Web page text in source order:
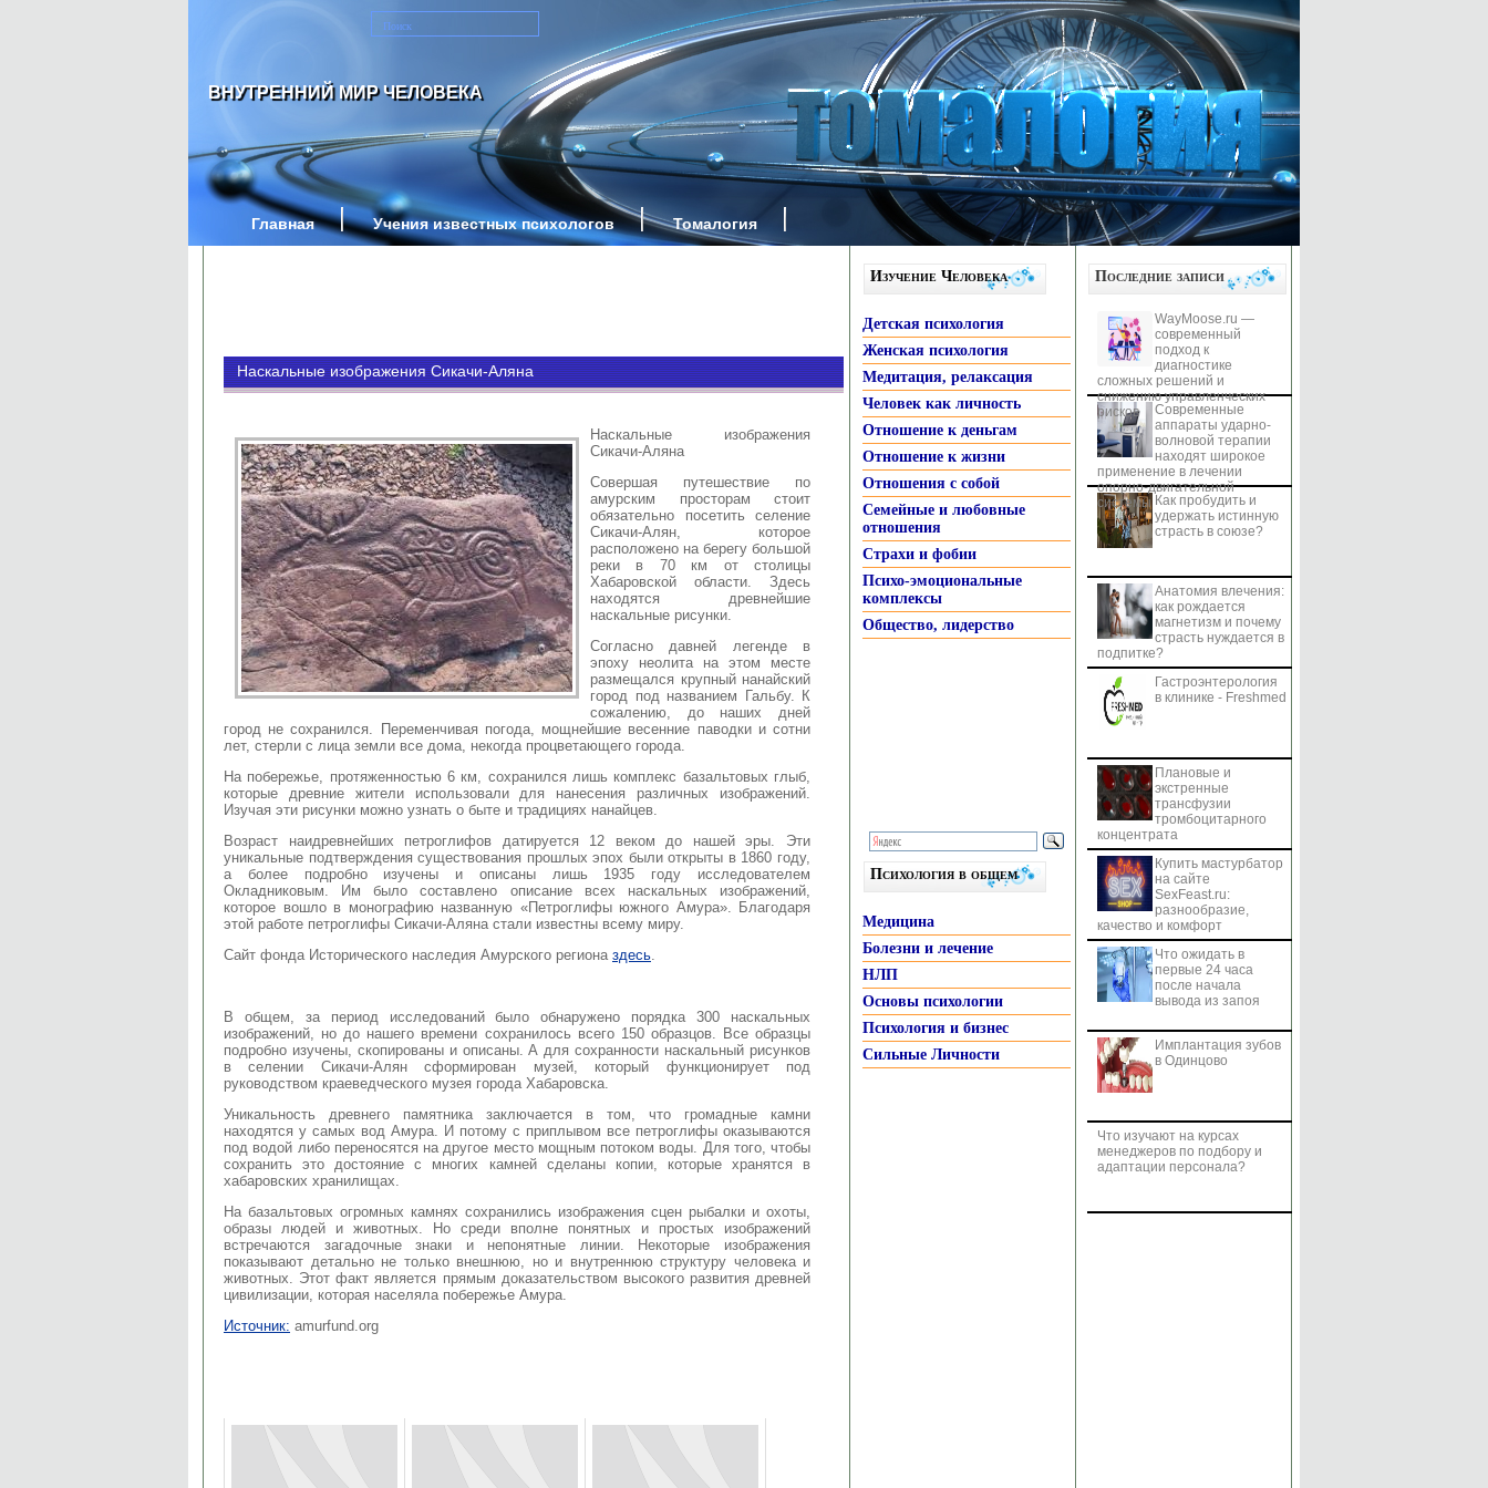
ВНУТРЕННИЙ МИР ЧЕЛОВЕКА
Главная Учения известных психологов Томалогия
Наскальные изображения Сикачи-Аляна
Наскальные изображения
Сикачи-Аляна
Совершая путешествие по
амурским просторам стоит
обязательно посетить селение
Сикачи-Алян , которое
расположено на берегу большой
реки в 70 км от столицы
Хабаровской области. Здесь
находятся древнейшие
наскальные рисунки.
Согласно давней легенде в
эпоху неолита на этом месте
размещался крупный нанайский
город под названием Гальбу. К
сожалению, до наших дней
город не сохранился. Переменчивая погода, мощнейшие весенние паводки и сотни
лет, стерли с лица земли все дома, некогда процветающего города.
На побережье, протяженностью 6 км, сохранился лишь комплекс базальтовых глыб,
которые древние жители использовали для нанесения различных изображений.
Изучая эти рисунки можно узнать о быте и традициях нанайцев.
Возраст наидревнейших петроглифов датируется 12 веком до нашей эры. Эти
уникальные подтверждения существования прошлых эпох были открыты в 1860 году,
а более подробно изучены и описаны лишь 1935 году исследователем
Окладниковым. Им было составлено описание всех наскальных изображений,
которое вошло в монографию названную «Петроглифы южного Амура». Благодаря
этой работе петроглифы Сикачи-Аляна стали известны всему миру.
Сайт фонда Исторического наследия Амурского региона здесь
В общем, за период исследований было обнаружено порядка 300 наскальных
изображений, но до нашего времени сохранилось всего 150 образцов. Все образцы
подробно изучены, скопированы и описаны. А для сохранности наскальный рисунков
в селении Сикачи-Алян сформирован музей, который функционирует под
руководством краеведческого музея города Хабаровска.
Уникальность древнего памятника заключается в том, что громадные камни
находятся у самых вод Амура. И потому с приплывом все петроглифы оказываются
под водой либо переносятся на другое место мощным потоком воды. Для того, чтобы
сохранить это достояние с многих камней сделаны копии, которые хранятся в
хабаровских хранилищах.
На базальтовых огромных камнях сохранились изображения сцен рыбалки и охоты,
образы людей и животных. Но среди вполне понятных и простых изображений
встречаются загадочные знаки и непонятные линии. Некоторые изображения
показывают детально не только внешнюю, но и внутреннюю структуру человека и
животных. Этот факт является прямым доказательством высокого развития древней
цивилизации, которая населяла побережье Амура.
Источник: amurfund.org
Изучение Человека
Детская психология
Женская психология
Медитация, релаксация
Человек как личность
Отношение к деньгам
Отношение к жизни
Отношения с собой
Семейные и любовные
отношения
Страхи и фобии
Психо-эмоциональные
комплексы
Общество, лидерство
Психология в общем
Медицина
Болезни и лечение
НЛП
Основы психологии
Психология и бизнес
Сильные Личности
Последние записи
WayMoose.ru —
современный
подход к
диагностике
сложных решений и
снижению управленческих
рисков
Современные
аппараты ударно-
волновой терапии
находят широкое
применение в лечении
опорно-двигательной
системы Как пробудить и
удержать истинную
страсть в союзе?
Анатомия влечения:
как рождается
магнетизм и почему
страсть нуждается в
подпитке?
Гастроэнтерология
в клинике - Freshmed
Плановые и
экстренные
трансфузии
тромбоцитарного
концентрата
Купить мастурбатор
на сайте
SexFeast.ru:
разнообразие,
качество и комфорт
Что ожидать в
первые 24 часа
после начала
вывода из запоя
Имплантация зубов
в Одинцово
Что изучают на курсах
менеджеров по подбору и
адаптации персонала?